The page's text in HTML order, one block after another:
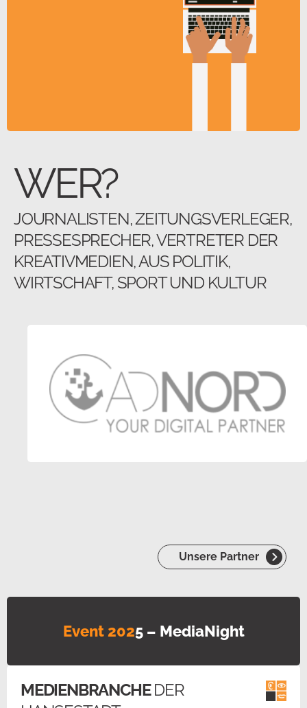
WER?
JOURNALISTEN, ZEITUNGSVER­LEGER,
PRESSESPRECHER, VERTRETER DER
KREATIVMEDIEN, AUS POLITIK,
WIRTSCHAFT, SPORT UND KULTUR
Unsere Partner
Event 2025 – MediaNight
MEDIENBRANCHEDER